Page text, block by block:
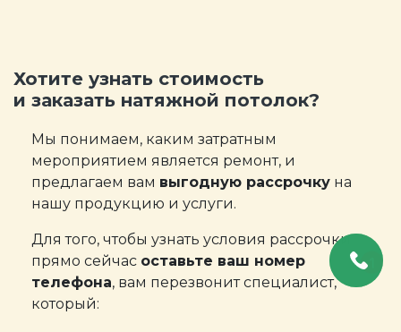
Хотите узнать стоимость
и заказать натяжной потолок?
Мы понимаем, каким затратным
мероприятием является ремонт, и
предлагаем вам выгодную рассрочку на
нашу продукцию и услуги.
Для того, чтобы узнать условия рассрочки
прямо сейчас оставьте ваш номер
телефона, вам перезвонит специалист,
который: